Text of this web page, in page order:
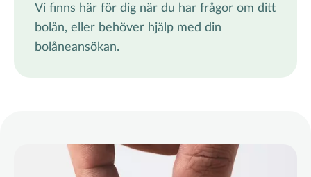
Vi finns här för dig när du har frågor om ditt
bolån, eller behöver hjälp med din
bolåneansökan.